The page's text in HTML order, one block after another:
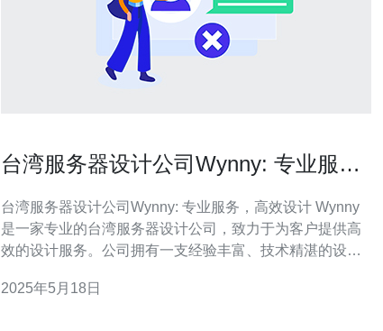
台湾服务器设计公司Wynny: 专业服
台湾服务器设计公司Wynny: 专业服务，高效设计 Wynny
是一家专业的台湾服务器设计公司，致力于为客户提供高
效的设计服务。公司拥有一支经验丰富、技术精湛的设计
案。 Wynny的设计团队具有丰富的经验和专业知识，能够
2025年5月18日